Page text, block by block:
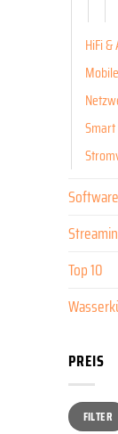
HiFi
Software
Top 10
PREIS
Min.
Preis
Max.
PreisFILTER